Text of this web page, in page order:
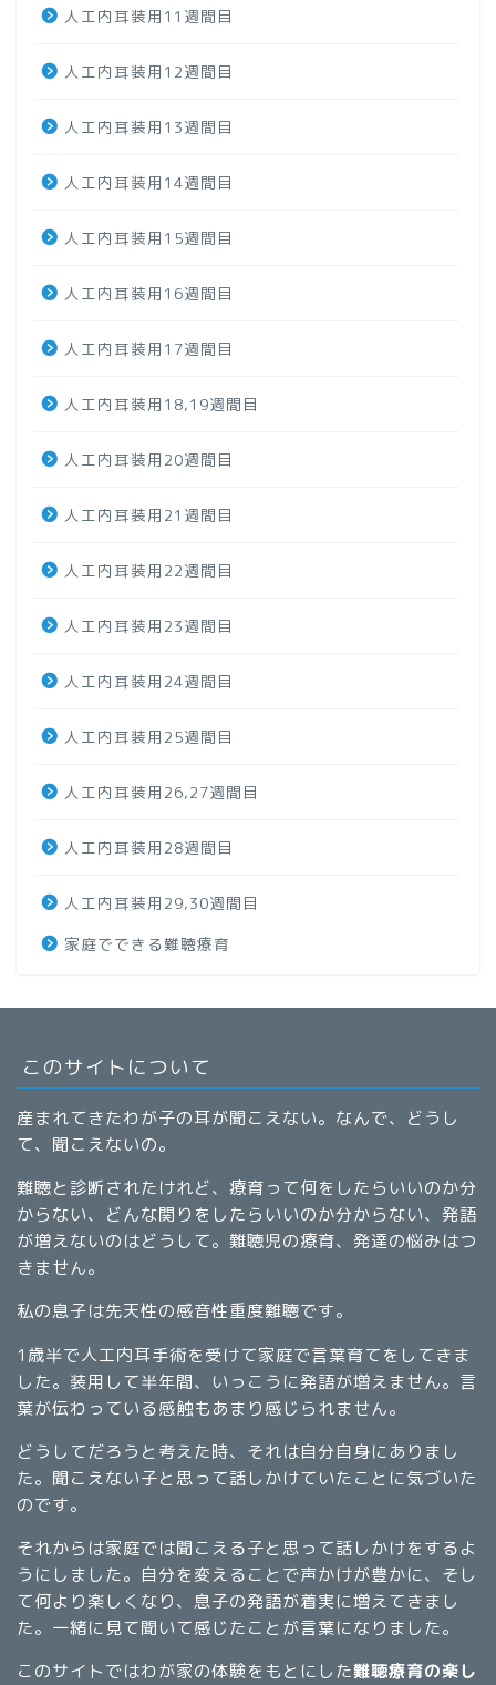
人工内耳装用11週間目
人工内耳装用12週間目
人工内耳装用13週間目
人工内耳装用14週間目
人工内耳装用15週間目
人工内耳装用16週間目
人工内耳装用17週間目
人工内耳装用18,19週間目
人工内耳装用20週間目
人工内耳装用21週間目
人工内耳装用22週間目
人工内耳装用23週間目
人工内耳装用24週間目
人工内耳装用25週間目
人工内耳装用26,27週間目
人工内耳装用28週間目
人工内耳装用29,30週間目
家庭でできる難聴療育
このサイトについて
産まれてきたわが子の耳が聞こえない。なんで、どうし
て、聞こえないの。
難聴と診断されたけれど、療育って何をしたらいいのか分
からない、どんな関りをしたらいいのか分からない、発語
が増えないのはどうして。難聴児の療育、発達の悩みはつ
きません。
私の息子は先天性の感音性重度難聴です。
1歳半で人工内耳手術を受けて家庭で言葉育てをしてきま
した。装用して半年間、いっこうに発語が増えません。言
葉が伝わっている感触もあまり感じられません。
どうしてだろうと考えた時、それは自分自身にありまし
た。聞こえない子と思って話しかけていたことに気づいた
のです。
それからは家庭では聞こえる子と思って話しかけをするよ
うにしました。自分を変えることで声かけが豊かに、そし
て何より楽しくなり、息子の発語が着実に増えてきまし
た。一緒に見て聞いて感じたことが言葉になりました。
このサイトではわが家の体験をもとにした難聴療育の楽し